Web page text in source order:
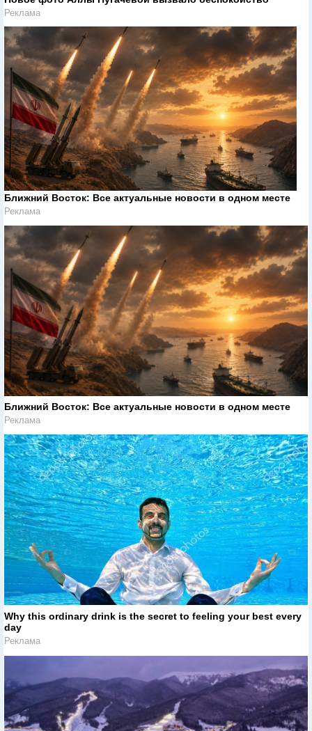
Реклама
Ближний Восток: Все актуальные новости в одном месте
Реклама
Ближний Восток: Все актуальные новости в одном месте
Реклама
Why this ordinary drink is the secret to feeling your best every
day
Реклама